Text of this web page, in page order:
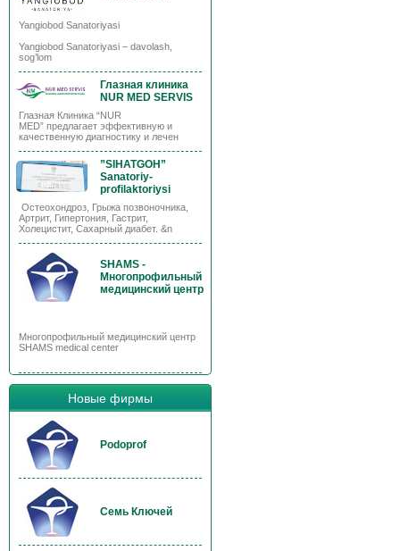
Yangiobod Sanatoriyasi
Yangiobod Sanatoriyasi – davolash,
sog’lom
Глазная клиника
NUR MED SERVIS
Глазная Клиника “NUR
MED” предлагает эффективную и
качественную диагностику и лечен
”SIHATGOH”
Sanatoriy-
profilaktoriysi
Остеохондроз, Грыжа позвоночника,
Артрит, Гипертония, Гастрит,
Холецистит, Сахарный диабет. &n
SHAMS -
Многопрофильный
медицинский центр
Многопрофильный медицинский центр
SHAMS medical center
Новые фирмы
Podoprof
Семь Ключей